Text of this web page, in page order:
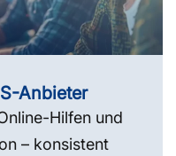
Anbieter
Hilfen und
– konsistent